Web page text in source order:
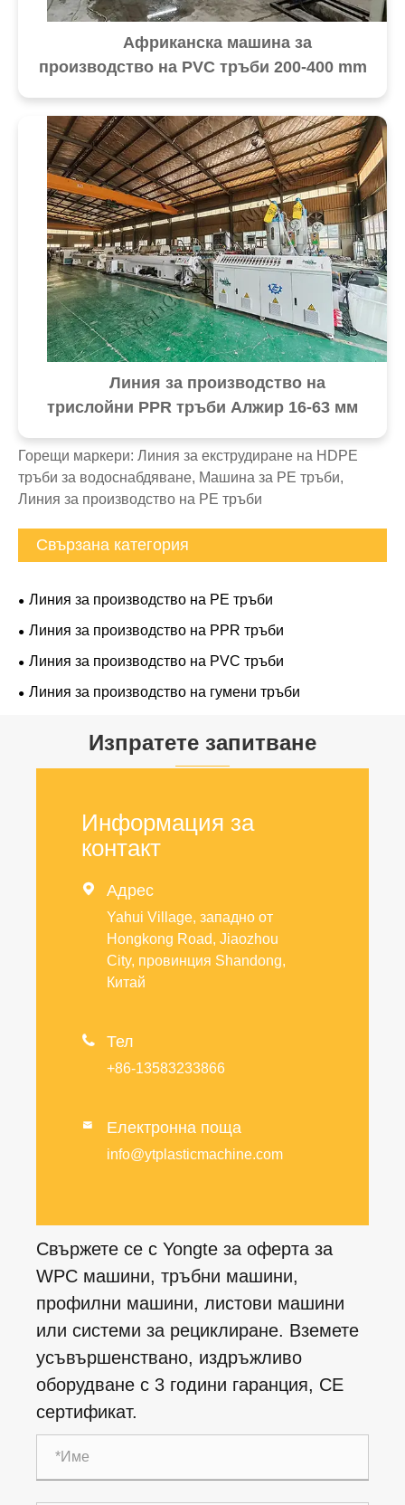
Африканска машина за
производство на PVC тръби 200-400 mm
Линия за производство на
трислойни PPR тръби Алжир 16-63 мм
Горещи маркери: Линия за екструдиране на HDPE
тръби за водоснабдяване, Машина за PE тръби,
Линия за производство на PE тръби
Свързана категория
Линия за производство на PE тръби
Линия за производство на PPR тръби
Линия за производство на PVC тръби
Линия за производство на гумени тръби
Изпратете запитване
Информация за
контакт
 Адрес
Yahui Village, западно от
Hongkong Road, Jiaozhou
City, провинция Shandong,
Китай
 Тел
+86-13583233866
 Електронна поща
info@ytplasticmachine.com
Свържете се с Yongte за оферта за
WPC машини, тръбни машини,
профилни машини, листови машини
или системи за рециклиране. Вземете
усъвършенствано, издръжливо
оборудване с 3 години гаранция, CE
сертификат.